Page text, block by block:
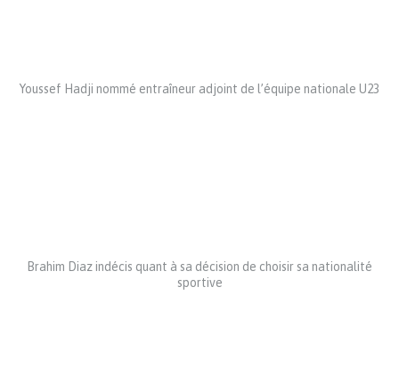
Youssef Hadji nommé entraîneur adjoint de l’équipe nationale U23
Brahim Diaz indécis quant à sa décision de choisir sa nationalité
sportive